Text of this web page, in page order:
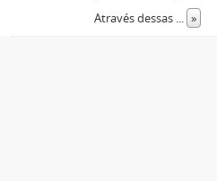
Através dessas ... »